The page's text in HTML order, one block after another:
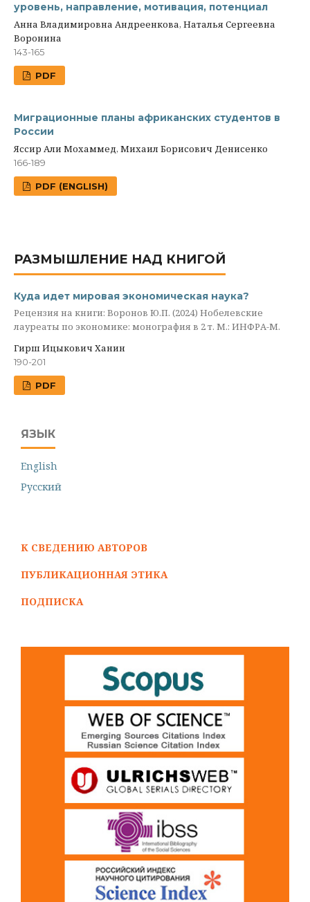
уровень, направление, мотивация, потенциал
Анна Владимировна Андреенкова, Наталья Сергеевна
Воронина
143-165
PDF
Миграционные планы африканских студентов в
России
Яссир Али Мохаммед, Михаил Борисович Денисенко
166-189
PDF (ENGLISH)
РАЗМЫШЛЕНИЕ НАД КНИГОЙ
Куда идет мировая экономическая наука?
Рецензия на книги: Воронов Ю.П. (2024) Нобелевские
лауреаты по экономике: монография в 2 т. М.: ИНФРА-М.
Гирш Ицыкович Ханин
190-201
PDF
ЯЗЫК
English
Русский
К СВЕДЕНИЮ АВТОРОВ
ПУБЛИКАЦИОННАЯ ЭТИКА
ПОДПИСКА